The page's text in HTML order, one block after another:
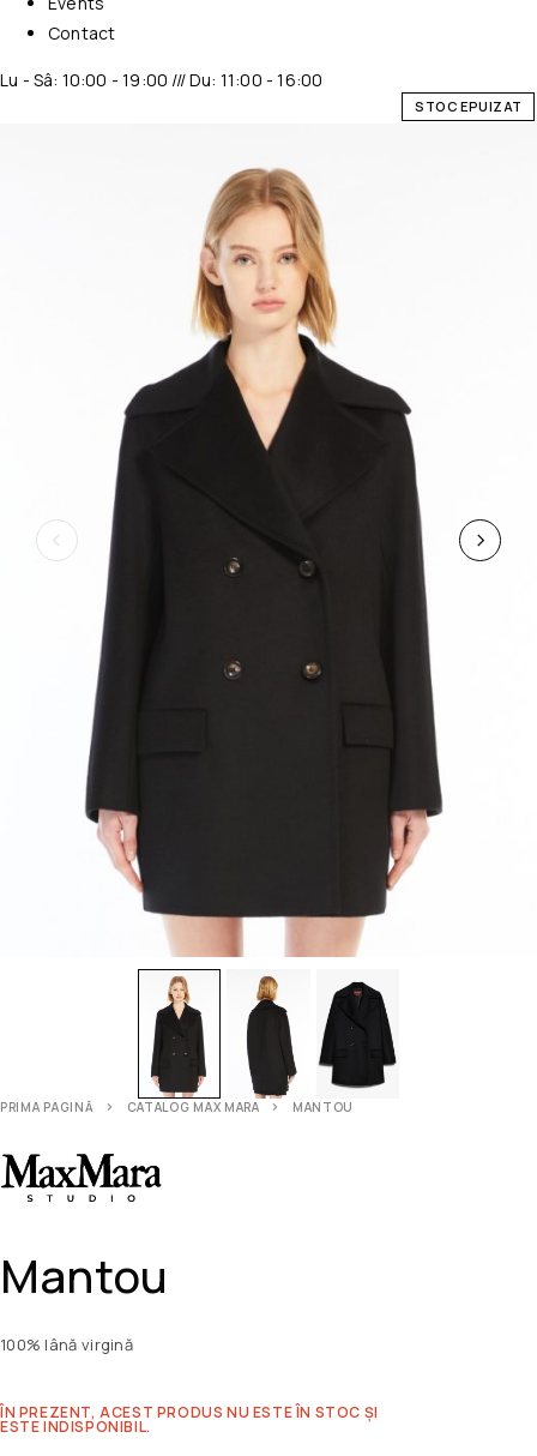
Contact
Lu - Sâ: 10:00 - 19:00 /// Du: 11:00 - 16:00
STOC EPUIZAT
PRIMA PAGINĂ CATALOG MAX MARA MANTOU
Mantou
100% lână virgină
ÎN PREZENT, ACEST PRODUS NU ESTE ÎN STOC ȘI
ESTE INDISPONIBIL.